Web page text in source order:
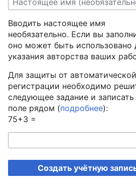
Вводить настоящее имя
необязательно. Если вы
оно может быть использовано
указания авторства ваших
Для защиты от
регистрации необходимо
следующее задание и записать
поле рядом (подробнее):
75+3 =
Создать учётную